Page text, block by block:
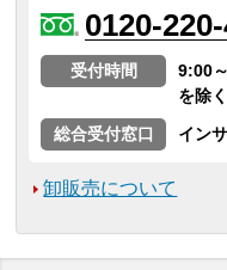
0120-
受付時間
9:00
を除く
総合受付窓口
イン
卸販売について